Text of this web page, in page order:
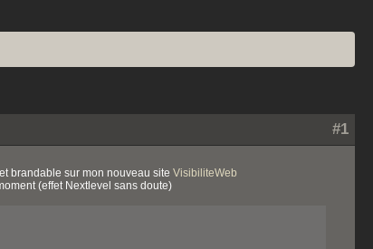
#1
brandable sur mon nouveau site VisibiliteWeb
(effet Nextlevel sans doute)